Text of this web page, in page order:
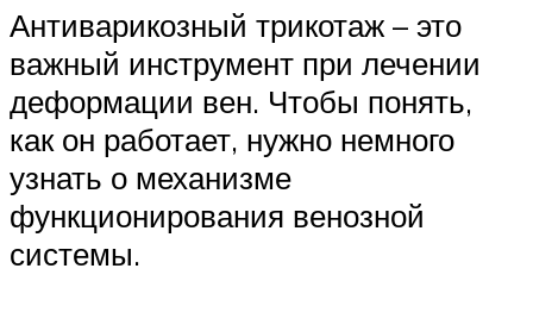
Антиварикозный трикотаж – это
важный инструмент при лечении
деформации вен. Чтобы понять,
как он работает, нужно немного
узнать о механизме
функционирования венозной
системы.